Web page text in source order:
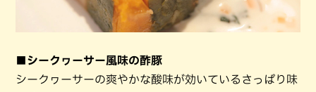
■シークヮーサー風味の酢豚
シークヮーサーの爽やかな酸味が効いているさっぱり味